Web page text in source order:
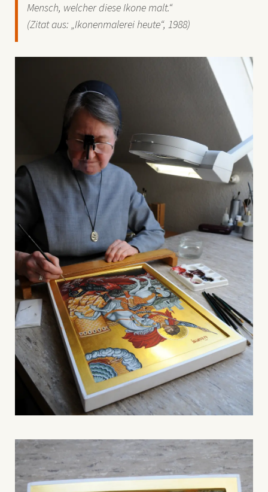
Mensch, welcher diese Ikone malt.“
(Zitat aus: „Ikonenmalerei heute“, 1988)